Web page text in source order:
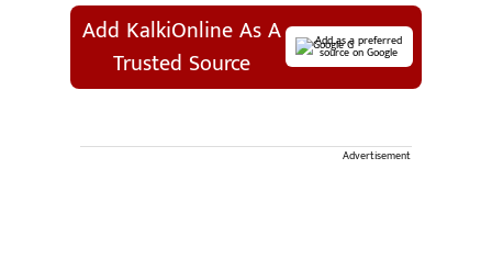
Add KalkiOnline As A
Trusted Source
Add as a preferred
source on Google
Advertisement